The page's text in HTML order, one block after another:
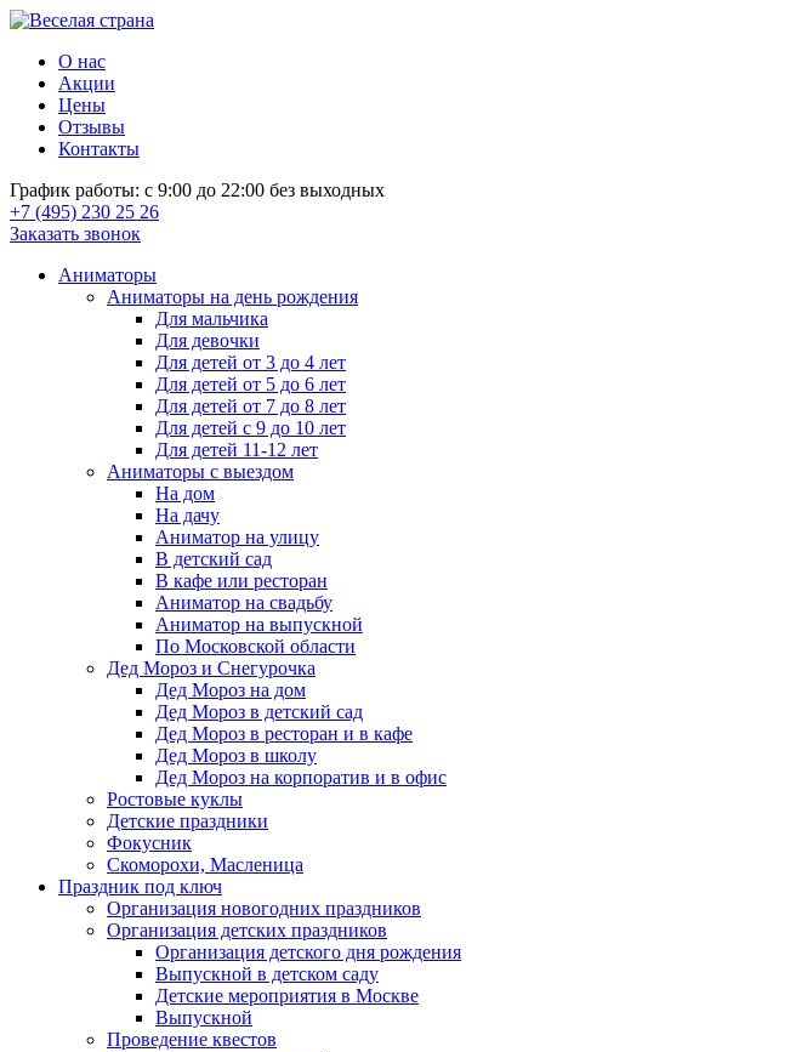
О нас
Акции
Цены
Отзывы
Контакты
График работы: с 9:00 до 22:00 без выходных
+7 (495) 230 25 26
Заказать звонок
Аниматоры
Аниматоры на день рождения
Для мальчика
Для девочки
Для детей от 3 до 4 лет
Для детей от 5 до 6 лет
Для детей от 7 до 8 лет
Для детей с 9 до 10 лет
Для детей 11-12 лет
Аниматоры с выездом
На дом
На дачу
Аниматор на улицу
В детский сад
В кафе или ресторан
Аниматор на свадьбу
Аниматор на выпускной
По Московской области
Дед Мороз и Снегурочка
Дед Мороз на дом
Дед Мороз в детский сад
Дед Мороз в ресторан и в кафе
Дед Мороз в школу
Дед Мороз на корпоратив и в офис
Ростовые куклы
Детские праздники
Фокусник
Скоморохи, Масленица
Праздник под ключ
Организация новогодних праздников
Организация детских праздников
Организация детского дня рождения
Выпускной в детском саду
Детские мероприятия в Москве
Выпускной
Проведение квестов